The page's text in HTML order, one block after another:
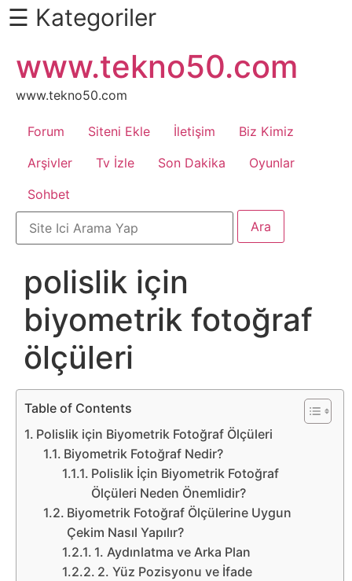
Daha
Fazlası
İçin
Kaydır
Android
Apk
Arabalar
Bankacılık
İşlemleri
Belgesel
Bilgi
Bilgisayar
Bilim
Bitcoin
Bitkiler
☰ Kategoriler
atla
www.tekno50.com
www.tekno50.com
Forum Siteni Ekle İletişim
Biz Kimiz
Arşivler
Tv İzle Son Dakika
Oyunlar
Sohbet
polislik için
biyometrik fotoğraf
ölçüleri
Table of Contents
Polislik için Biyometrik Fotoğraf Ölçüleri
Biyometrik Fotoğraf Nedir?
Polislik İçin Biyometrik Fotoğraf
Ölçüleri Neden Önemlidir?
Biyometrik Fotoğraf Ölçülerine Uygun
Çekim Nasıl Yapılır?
1. Aydınlatma ve Arka Plan
2. Yüz Pozisyonu ve İfade